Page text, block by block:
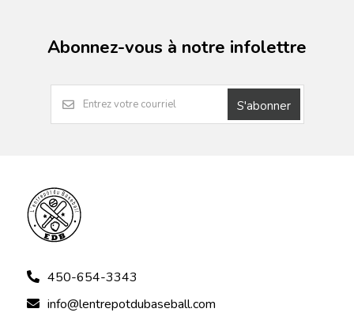
Abonnez-vous à notre infolettre
S'abonner
450-654-3343
info@lentrepotdubaseball.com